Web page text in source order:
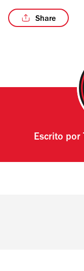
Share
Escrito por